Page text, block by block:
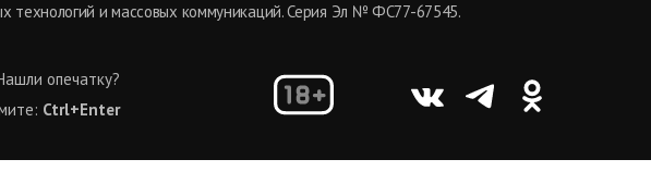
технологий и массовых коммуникаций. Серия Эл № ФС77-67545.
опечатку?
Ctrl+Enter